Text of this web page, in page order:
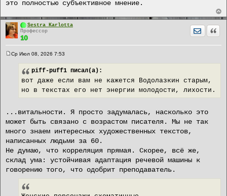
это полностью субъективное мнение.
Sestra Karlotta
Профессор
Ср Июл 08, 2026 7:53
piff-puff1 писал(а):
вот даже если вам не кажется Водолазкин старым,
но в текстах его нет энергии молодости, лихости.
...витальности. Я просто задумалась, насколько это
может быть связано с возрастом писателя. Мы не так
много знаем интересных художественных текстов,
написанных людьми за 60.
Не думаю, что корреляция прямая. Скорее, всё же,
склад ума: устойчивая адаптация речевой машины к
говорению того, что одобрит преподаватель.